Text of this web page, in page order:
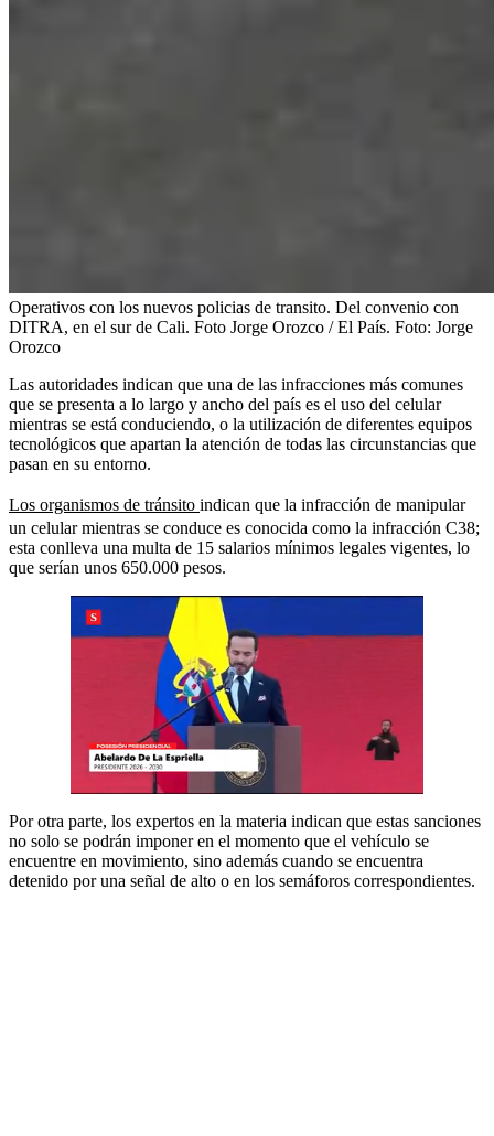
Operativos con los nuevos policias de transito. Del convenio con
DITRA, en el sur de Cali. Foto Jorge Orozco / El País. Foto: Jorge
Orozco
Las autoridades indican que una de las infracciones más comunes
que se presenta a lo largo y ancho del país es el uso del celular
mientras se está conduciendo, o la utilización de diferentes equipos
tecnológicos que apartan la atención de todas las circunstancias que
pasan en su entorno.
Los organismos de tránsito indican que la infracción de manipular
un celular mientras se conduce es conocida como la infracción C38;
esta conlleva una multa de 15 salarios mínimos legales vigentes, lo
que serían unos 650.000 pesos.
Por otra parte, los expertos en la materia indican que estas sanciones
no solo se podrán imponer en el momento que el vehículo se
encuentre en movimiento, sino además cuando se encuentra
detenido por una señal de alto o en los semáforos correspondientes.